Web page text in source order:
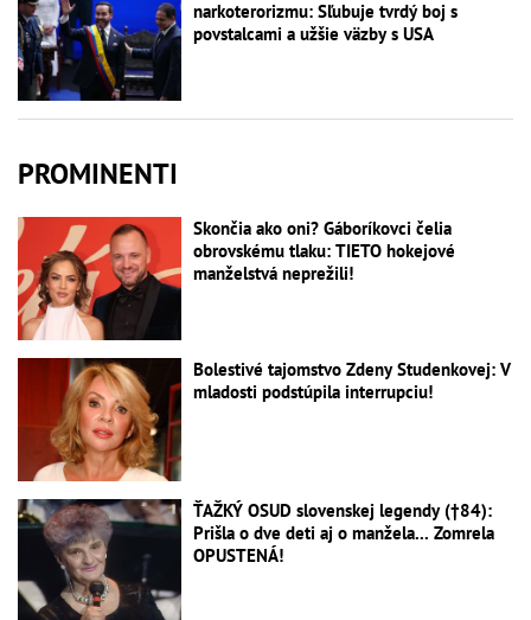
narkoterorizmu: Sľubuje tvrdý boj s
povstalcami a užšie väzby s USA
PROMINENTI
Skončia ako oni? Gáboríkovci čelia
obrovskému tlaku: TIETO hokejové
manželstvá neprežili!
Bolestivé tajomstvo Zdeny Studenkovej: V
mladosti podstúpila interrupciu!
ŤAŽKÝ OSUD slovenskej legendy (†84):
Prišla o dve deti aj o manžela... Zomrela
OPUSTENÁ!